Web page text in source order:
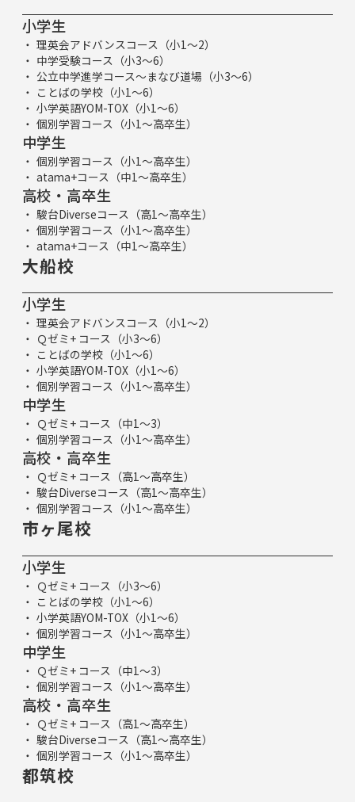
小学生
理英会アドバンスコース（小1～2）
中学受験コース（小3～6）
公立中学進学コース～まなび道場（小3～6）
ことばの学校（小1～6）
小学英語YOM-TOX（小1～6）
個別学習コース（小1～高卒生）
中学生
個別学習コース（小1～高卒生）
atama+コース（中1～高卒生）
高校・高卒生
駿台Diverseコース（高1～高卒生）
個別学習コース（小1～高卒生）
atama+コース（中1～高卒生）
大船校
小学生
理英会アドバンスコース（小1～2）
Ｑゼミ+ コース（小3～6）
ことばの学校（小1～6）
小学英語YOM-TOX（小1～6）
個別学習コース（小1～高卒生）
中学生
Ｑゼミ+ コース（中1～3）
個別学習コース（小1～高卒生）
高校・高卒生
Ｑゼミ+ コース（高1～高卒生）
駿台Diverseコース（高1～高卒生）
個別学習コース（小1～高卒生）
市ヶ尾校
小学生
Ｑゼミ+ コース（小3～6）
ことばの学校（小1～6）
小学英語YOM-TOX（小1～6）
個別学習コース（小1～高卒生）
中学生
Ｑゼミ+ コース（中1～3）
個別学習コース（小1～高卒生）
高校・高卒生
Ｑゼミ+ コース（高1～高卒生）
駿台Diverseコース（高1～高卒生）
個別学習コース（小1～高卒生）
都筑校